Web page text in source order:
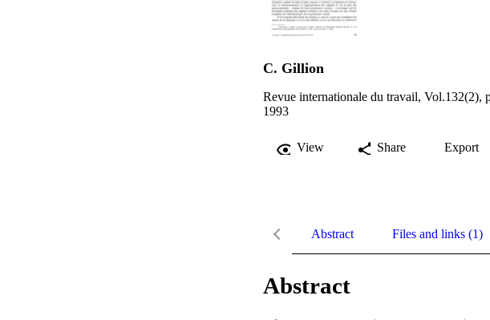
C. Gillion
Revue internationale du travail, Vol.132(2),
1993
View Share Export
Abstract Files and links (1)
Abstract